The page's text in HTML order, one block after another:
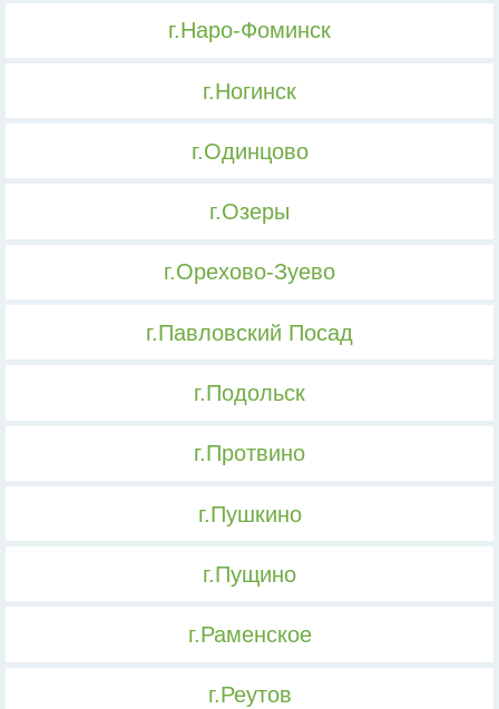
г.Наро-Фоминск
г.Ногинск
г.Одинцово
г.Озеры
г.Орехово-Зуево
г.Павловский Посад
г.Подольск
г.Протвино
г.Пушкино
г.Пущино
г.Раменское
г.Реутов